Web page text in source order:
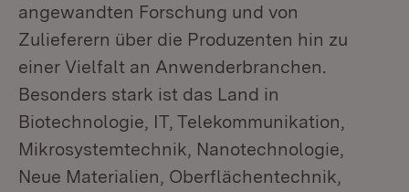
angewandten Forschung und von
Zulieferern über die Produzenten hin zu
einer Vielfalt an Anwenderbranchen.
Besonders stark ist das Land in
Biotechnologie, IT, Telekommunikation,
Mikrosystemtechnik, Nanotechnologie,
Neue Materialien, Oberflächentechnik,